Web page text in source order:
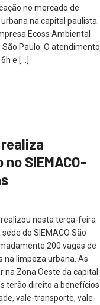
no mercado de
na capital paulista.
Ecoss Ambiental
Paulo. O atendimento
e […]
SIEMACO-
nesta terça-feira
do SIEMACO São
200 vagas de
na limpeza urbana. As
Zona Oeste da capital.
terão direito a benefícios
vale-transporte, vale-